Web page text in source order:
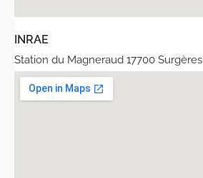
INRAE
Station du Magneraud 17700 Surgères